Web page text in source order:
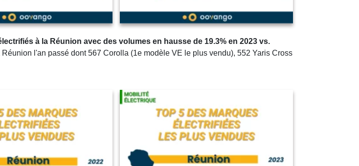
à la Réunion avec des volumes en hausse de 19.3% en 2023 vs.
l'an passé dont 567 Corolla (1e modèle VE le plus vendu), 552 Yaris Cross